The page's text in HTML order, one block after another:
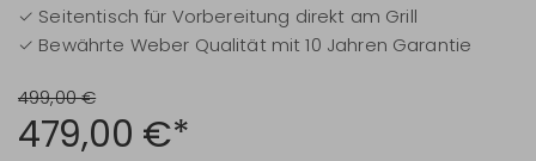
✓ Seitentisch für Vorbereitung direkt am Grill
✓ Bewährte Weber Qualität mit 10 Jahren Garantie
499,00 €
479,00 €*